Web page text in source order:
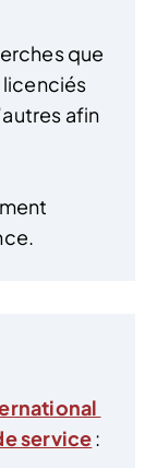
que
licenciés
afin
service: